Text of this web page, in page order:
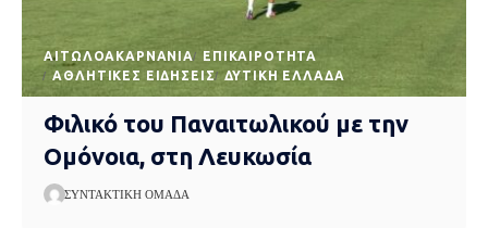
AΙΤΩΛΟΑΚΑΡΝΑΝΊΑ
EΠΙΚΑΙΡΌΤΗΤΑ
ΑΘΛΗΤΙΚΈΣ ΕΙΔΉΣΕΙΣ
ΔΥΤΙΚΉ ΕΛΛΆΔΑ
Φιλικό του Παναιτωλικού με την
Ομόνοια, στη Λευκωσία
ΣΥΝΤΑΚΤΙΚΉ ΟΜΆΔΑ